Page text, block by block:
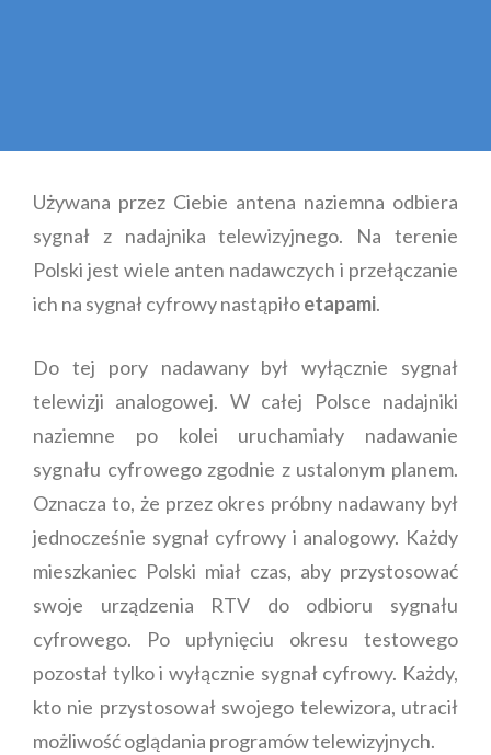
Używana przez Ciebie antena naziemna odbiera
sygnał z nadajnika telewizyjnego. Na terenie
Polski jest wiele anten nadawczych i przełączanie
ich na sygnał cyfrowy nastąpiłoetapami.
Do tej pory nadawany był wyłącznie sygnał
telewizji analogowej. W całej Polsce nadajniki
naziemne po kolei uruchamiały nadawanie
sygnału cyfrowego zgodnie z ustalonym planem.
Oznacza to, że przez okres próbny nadawany był
jednocześnie sygnał cyfrowy i analogowy. Każdy
mieszkaniec Polski miał czas, aby przystosować
swoje urządzenia RTV do odbioru sygnału
cyfrowego. Po upłynięciu okresu testowego
pozostał tylko i wyłącznie sygnał cyfrowy. Każdy,
kto nie przystosował swojego telewizora, utracił
możliwość oglądania programów telewizyjnych.